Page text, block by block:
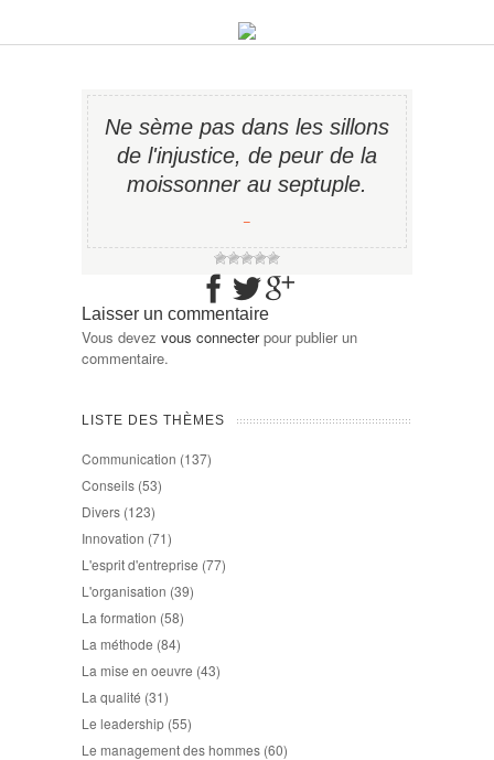
Ne sème pas dans les sillons
de l'injustice, de peur de la
moissonner au septuple.
−
Laisser un commentaire
Vous devez vous connecterpour publier un
commentaire.
LISTE DES THÈMES
Communication (137)
Conseils (53)
Divers (123)
Innovation (71)
L'esprit d'entreprise (77)
L'organisation (39)
La formation (58)
La méthode (84)
La mise en oeuvre (43)
La qualité (31)
Le leadership (55)
Le management des hommes (60)